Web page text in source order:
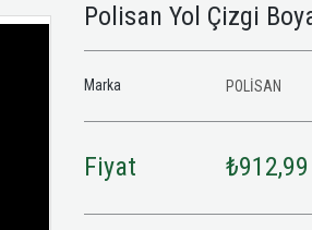
Polisan Yol Çizgi
Marka POLİSAN
Fiyat ₺912,99